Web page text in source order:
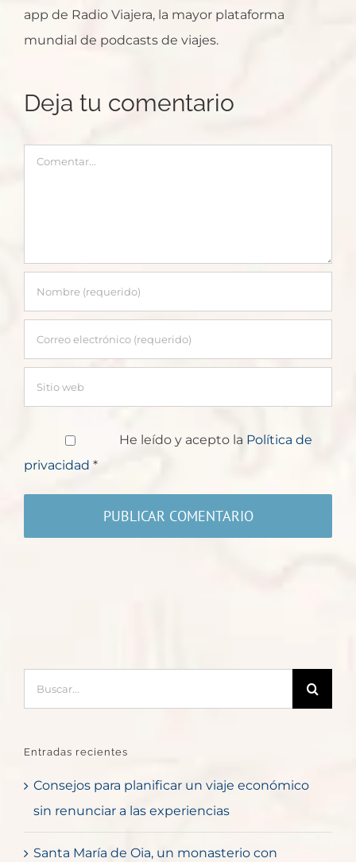
app de Radio Viajera, la mayor plataforma
mundial de podcasts de viajes.
Deja tu comentario
Comentar
He leído y acepto la Política de
privacidad *
Entradas recientes
Consejos para planificar un viaje económico
sin renunciar a las experiencias
Santa María de Oia, un monasterio con